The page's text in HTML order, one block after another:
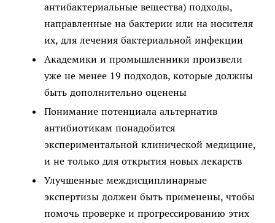
антибактериальные вещества) подходы,
направленные на бактерии или на носителя
их, для лечения бактериальной инфекции
Академики и промышленники произвели
уже не менее 19 подходов, которые должны
быть дополнительно оценены
Понимание потенциала альтернатив
антибиотикам понадобится
экспериментальной клинической медицине,
и не только для открытия новых лекарств
Улучшенные междисциплинарные
экспертизы должен быть применены, чтобы
помочь проверке и прогрессированию этих